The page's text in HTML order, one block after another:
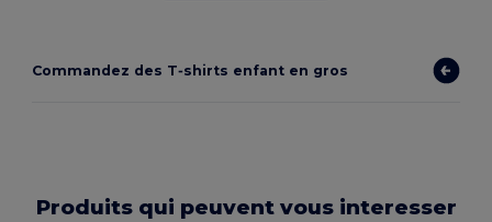
Commandez des T‑shirts enfant en gros
Produits qui peuvent vous interesser